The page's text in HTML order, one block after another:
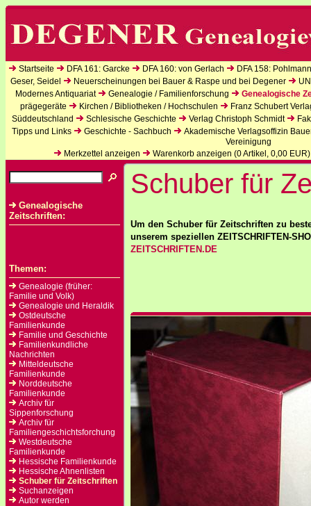
Startseite DFA 161: Garcke DFA 160: von Gerlach
DFA 158:
Geser, Seidel
Neuerscheinungen bei Bauer & Raspe und bei Degener
Modernes Antiquariat
Genealogie / Familienforschung
Genealogische
prägegeräte
Kirchen / Bibliotheken / Hochschulen
Franz Schubert
Süddeutschland
Schlesische Geschichte Verlag Christoph Schmidt
Tipps und Links
Geschichte - Sachbuch
Akademische Verlagsoffizin
Vereinigung
Merkzettel anzeigen
Warenkorb anzeigen (0Artikel, 0,00 EUR)
Genealogische
Zeitschriften:
Themen:
Genealogie (früher:
Familie und Volk)
Genealogie und Heraldik
Ostdeutsche
Familienkunde
Familie und Geschichte
Familienkundliche
Nachrichten
Mitteldeutsche
Familienkunde
Norddeutsche
Familienkunde
Archiv für
Sippenforschung
Archiv für
Familiengeschichtsforchung
Westdeutsche
Familienkunde
Hessische Familienkunde
Hessische Ahnenlisten
Schuber für Zeitschriften
Suchanzeigen
Autor werden
Schuber für
Um den Schuber für Zeitschriften zu
unserem speziellen ZEITSCHRIFTEN-
ZEITSCHRIFTEN.DE